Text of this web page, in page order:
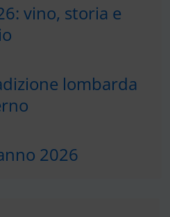
vino, storia e
lombarda
2026